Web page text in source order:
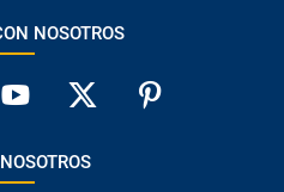
NOSOTROS